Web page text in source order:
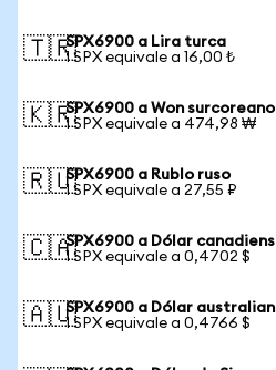
🇹🇷SPX6900 a Lira turca
1 SPX equivale a 16,00 ₺
🇰🇷SPX6900 a Won surcoreano
1 SPX equivale a 474,98 ₩
🇷🇺SPX6900 a Rublo ruso
1 SPX equivale a 27,55 ₽
🇨🇦SPX6900 a Dólar
1 SPX equivale a 0,4702 $
🇦🇺SPX6900 a Dólar
1 SPX equivale a 0,4766 $